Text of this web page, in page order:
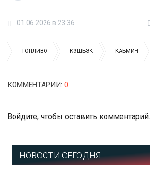
01.06.2026 в 23:36
ТОПЛИВО КЭШБЭК КАБМИН
КОММЕНТАРИИ: 0
Войдите, чтобы оставить комментарий.
НОВОСТИ СЕГОДНЯ